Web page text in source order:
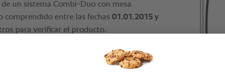
un sistema Combi-Duo con mesa
comprendido entre las fechas 01.01.2015 y
para verificar el producto.
al siguiente correo electrónico: